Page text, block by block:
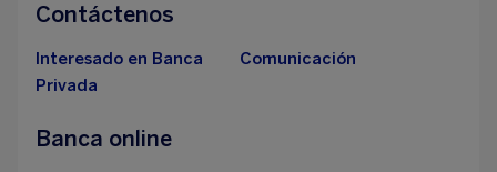
Contáctenos
Interesado en Banca
Privada
Comunicación
Banca online